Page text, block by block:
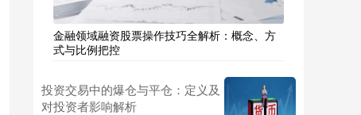
金融领域融资股票操作技巧全解析：概念、方
式与比例把控
投资交易中的爆仓与平仓：定义及
对投资者影响解析